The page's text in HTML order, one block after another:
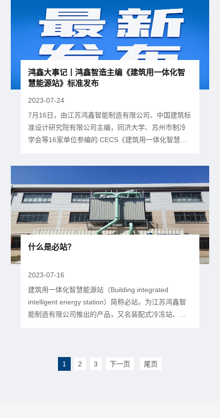
作部署。 今年上半年，面对诸多压力和挑战，全体鸿
鑫人奋勇拼搏、勇攀高峰，完成了中国移动集成式冷
站等一系...
鸿鑫大事记丨鸿鑫智造主编《建筑用一体化智
慧能源站》标准发布
2023-07-24
7月16日，由江苏鸿鑫智能制造有限公司、中国建筑标
准设计研究院有限公司主编，同济大学、苏州市制冷
学会等16家单位参编的 CECS《建筑用一体化智慧能
技术规程》（以下简称“规程”）经中国工程建设标准化
《建筑用一体化智慧能源站》T/CECS 10316-2023标
准范围：本文件适用于一般工业与民用...
什么是必站？
2023-07-16
建筑用一体化智慧能源站（Building integrated
intelligent energy station）简称必站，为江苏鸿鑫智
能制造有限公司推出的产品，又名装配式冷冻站、集
水处理等设备和部件集成预制一体化装配在箱体内，
1 2 3 下一页 尾页